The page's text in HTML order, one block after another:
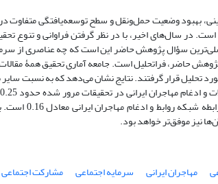
بهبود وضعیت حمل‌ونقل و سطح توسعه‌یافتگی متفاوت در
در سال‌های اخیر، با در نظر گرفتن فراوانی و تنوع
سؤال پژوهش حاضر این است که چه عناصری از سرمایه
مورد تحلیل قرار گرفتند. نتایج نشان می‌دهد که به نسبت
معادل
نیز موفق‌تر خواهد بود.
مهاجران ایرانی سرمایه اجتماعی مشارکت اجتماعی